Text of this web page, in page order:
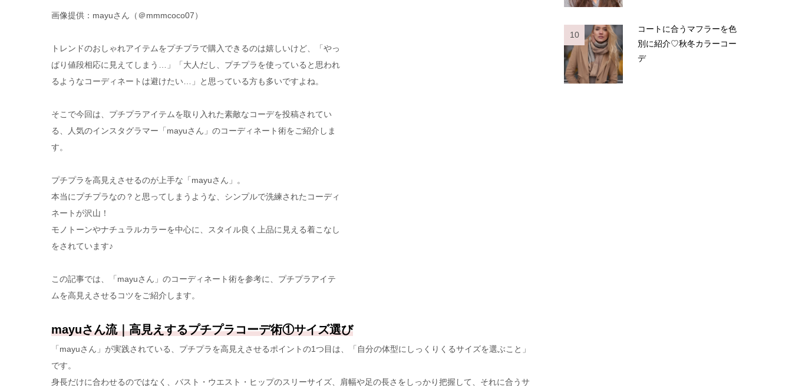
画像提供：mayuさん（＠mmmcoco07）
トレンドのおしゃれアイテムをプチプラで購入できるのは嬉しいけど、「やっ
ぱり値段相応に見えてしまう…」「大人だし、プチプラを使っていると思われ
るようなコーディネートは避けたい…」と思っている方も多いですよね。
そこで今回は、プチプラアイテムを取り入れた素敵なコーデを投稿されてい
る、人気のインスタグラマー「mayuさん」のコーディネート術をご紹介しま
す。
プチプラを高見えさせるのが上手な「mayuさん」。
本当にプチプラなの？と思ってしまうような、シンプルで洗練されたコーディ
ネートが沢山！
モノトーンやナチュラルカラーを中心に、スタイル良く上品に見える着こなし
をされています♪
この記事では、「mayuさん」のコーディネート術を参考に、プチプラアイテ
ムを高見えさせるコツをご紹介します。
mayuさん流｜高見えするプチプラコーデ術①サイズ選び
「mayuさん」が実践されている、プチプラを高見えさせるポイントの1つ目は、「自分の体型にしっくりくるサイズを選ぶこと」
です。
身長だけに合わせるのではなく、バスト・ウエスト・ヒップのスリーサイズ、肩幅や足の長さをしっかり把握して、それに合うサ
10
コートに合うマフラーを色
別に紹介♡秋冬カラーコー
デ